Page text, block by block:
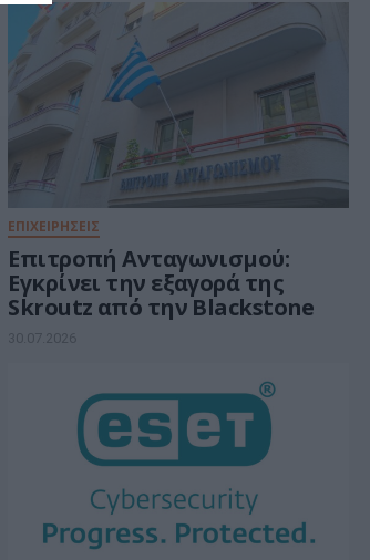
ΕΠΙΧΕΙΡΗΣΕΙΣ
Επιτροπή Ανταγωνισμού:
Εγκρίνει την εξαγορά της
Skroutz από την Blackstone
30.07.2026